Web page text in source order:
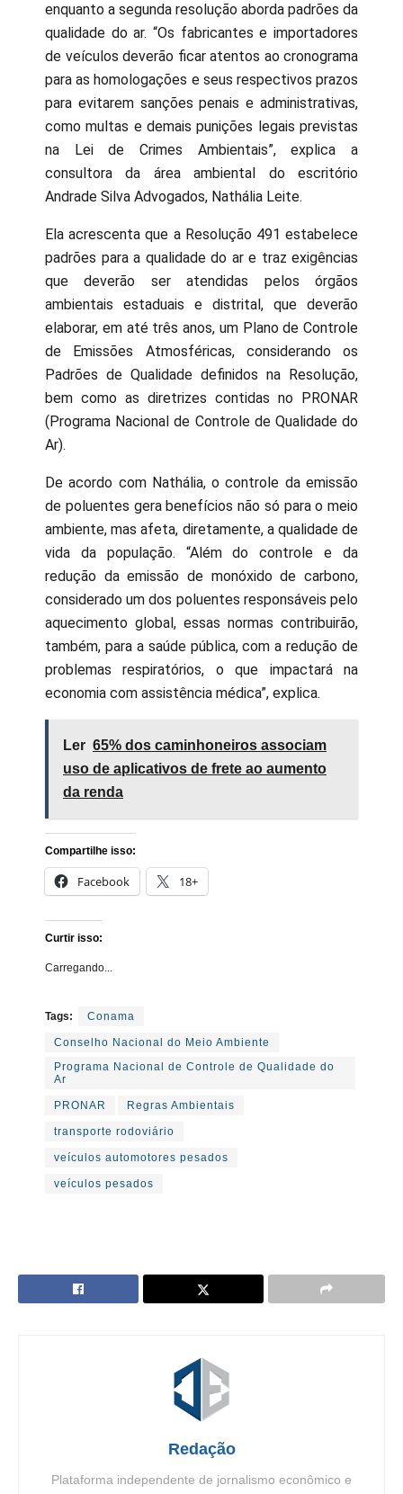
enquanto a segunda resolução aborda padrões da
qualidade do ar. “Os fabricantes e importadores
de veículos deverão ficar atentos ao cronograma
para as homologações e seus respectivos prazos
para evitarem sanções penais e administrativas,
como multas e demais punições legais previstas
na Lei de Crimes Ambientais”, explica a
consultora da área ambiental do escritório
Andrade Silva Advogados, Nathália Leite.
Ela acrescenta que a Resolução 491 estabelece
padrões para a qualidade do ar e traz exigências
que deverão ser atendidas pelos órgãos
ambientais estaduais e distrital, que deverão
elaborar, em até três anos, um Plano de Controle
de Emissões Atmosféricas, considerando os
Padrões de Qualidade definidos na Resolução,
bem como as diretrizes contidas no PRONAR
(Programa Nacional de Controle de Qualidade do
Ar).
De acordo com Nathália, o controle da emissão
de poluentes gera benefícios não só para o meio
ambiente, mas afeta, diretamente, a qualidade de
vida da população. “Além do controle e da
redução da emissão de monóxido de carbono,
considerado um dos poluentes responsáveis pelo
aquecimento global, essas normas contribuirão,
também, para a saúde pública, com a redução de
problemas respiratórios, o que impactará na
economia com assistência médica”, explica.
Ler 65% dos caminhoneiros associam
uso de aplicativos de frete ao aumento
da renda
Compartilhe isso:
Facebook 18+
Curtir isso:
Carregando...
Tags: Conama
Conselho Nacional do Meio Ambiente
Programa Nacional de Controle de Qualidade do
Ar
PRONAR Regras Ambientais
transporte rodoviário
veículos automotores pesados
veículos pesados
Redação
Plataforma independente de jornalismo econômico e